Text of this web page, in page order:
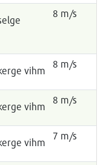
8 m/s
vihm
8 m/s
vihm
8 m/s
vihm
7 m/s